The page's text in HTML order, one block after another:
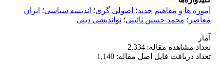
آموزه ها و مفاهیم جدید؛ اصولی گری؛ اندیشه سیاسی؛ ایران
معاصر ؛ محمد حسین نائینی؛ نواندیشی دینی
آمار
تعداد مشاهده مقاله: 2,334
تعداد دریافت فایل اصل مقاله: 1,140